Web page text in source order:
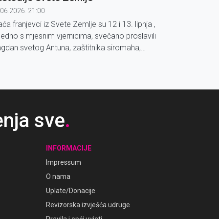
21:00
franjevci iz Svete Zemlje su 12 i 13. lipnja ,
s mjesnim vjernicima, svečano proslavili
svetog Antuna, zaštitnika siromaha,
sve.
INFORMACIJE
Impressum
O nama
Uplate/Donacije
Revizorska izvješća udruge